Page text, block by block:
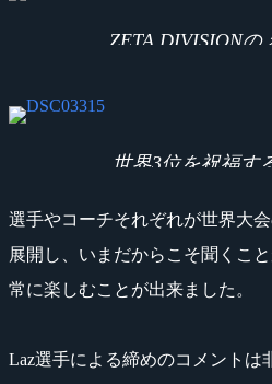
ZETA DIVISIONの
世界3位を祝福す
選手やコーチそれぞれが世界大
展開し、いまだからこそ聞くこ
常に楽しむことが出来ました。
Laz選手による締めのコメントは